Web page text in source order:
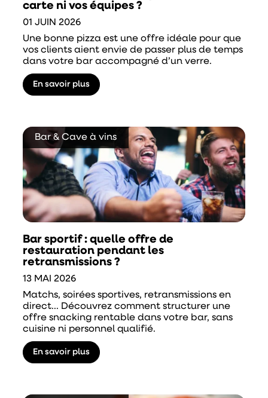
carte ni vos équipes ?
01 JUIN 2026
Une bonne pizza est une offre idéale pour que
vos clients aient envie de passer plus de temps
dans votre bar accompagné d’un verre.
En savoir plus
Bar & Cave à vins
Bar sportif : quelle offre de
restauration pendant les
retransmissions ?
13 MAI 2026
Matchs, soirées sportives, retransmissions en
direct... Découvrez comment structurer une
offre snacking rentable dans votre bar, sans
cuisine ni personnel qualifié.
En savoir plus